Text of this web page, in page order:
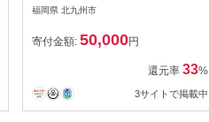
福岡県 北九州市
寄付金額: 50,000円
還元率 33%
3サイトで掲載中